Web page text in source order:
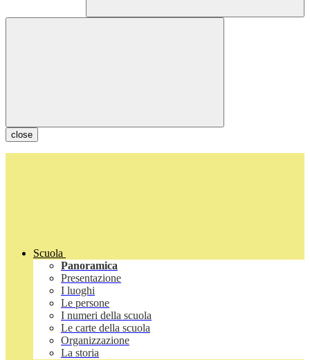
close
Scuola
Panoramica
Presentazione
I luoghi
Le persone
I numeri della scuola
Le carte della scuola
Organizzazione
La storia